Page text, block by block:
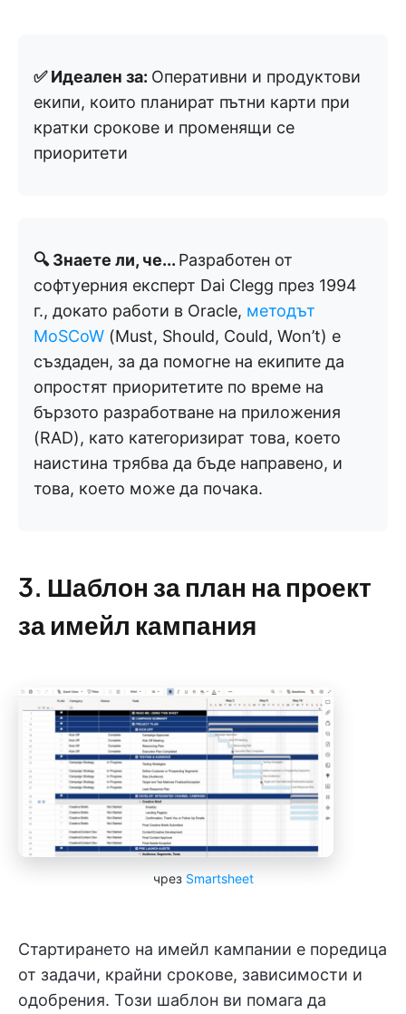
✅ Идеален за: Оперативни и продуктови
екипи, които планират пътни карти при
кратки срокове и променящи се
приоритети
🔍 Знаете ли, че... Разработен от
софтуерния експерт Dai Clegg през 1994
г., докато работи в Oracle, методът
MoSCoW (Must, Should, Could, Won’t) е
създаден, за да помогне на екипите да
опростят приоритетите по време на
бързото разработване на приложения
(RAD), като категоризират това, което
наистина трябва да бъде направено, и
това, което може да почака.
3. Шаблон за план на проект
за имейл кампания
чрез Smartsheet
Стартирането на имейл кампании е поредица
от задачи, крайни срокове, зависимости и
одобрения. Този шаблон ви помага да